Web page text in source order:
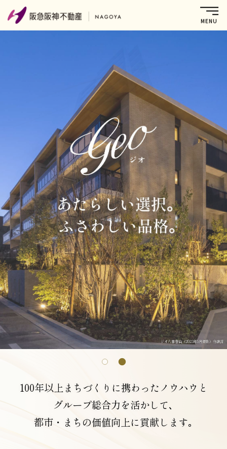
ジオ覚王山（2023年3月撮影）分譲済
ジオ八事春山（2023年5月撮影）分譲済
100年以上まちづくりに携わったノウハウと
グループ総合力を活かして､
都市・まちの価値向上に貢献します｡